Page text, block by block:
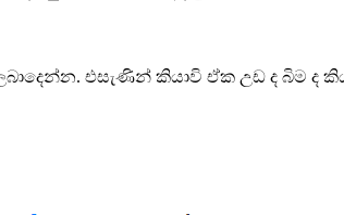
එසැණින් කියාවි ඒක උඩ ද බිම ද